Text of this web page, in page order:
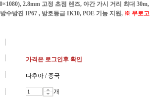
2.8mm 고정 초점 렌즈, 야간 가시 거리 최대 30m,
수방진 IP67 , 방호등급 IK10, POE 기능 지원, ※ 무로고
가격은 로그인후 확인
다후아 / 중국
개